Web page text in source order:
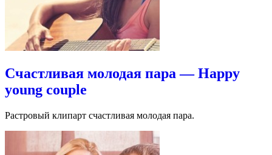
Счастливая молодая пара — Happy
young couple
Растровый клипарт счастливая молодая пара.